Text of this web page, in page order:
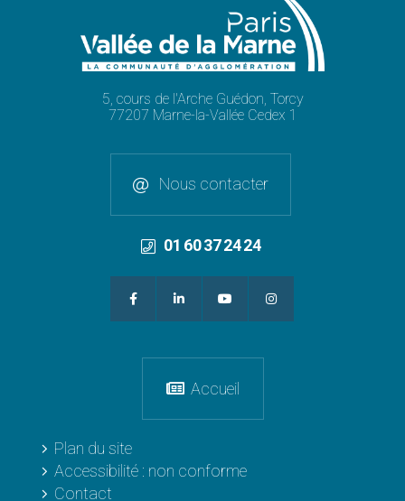
5, cours de l'Arche Guédon, Torcy
77207 Marne-la-Vallée Cedex 1
Nous contacter
01 60 37 24 24
Accueil
Plan du site
Accessibilité : non conforme
Contact